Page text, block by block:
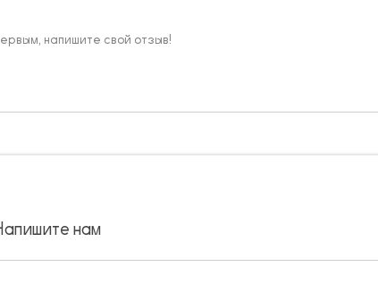
напишите свой отзыв!
нам